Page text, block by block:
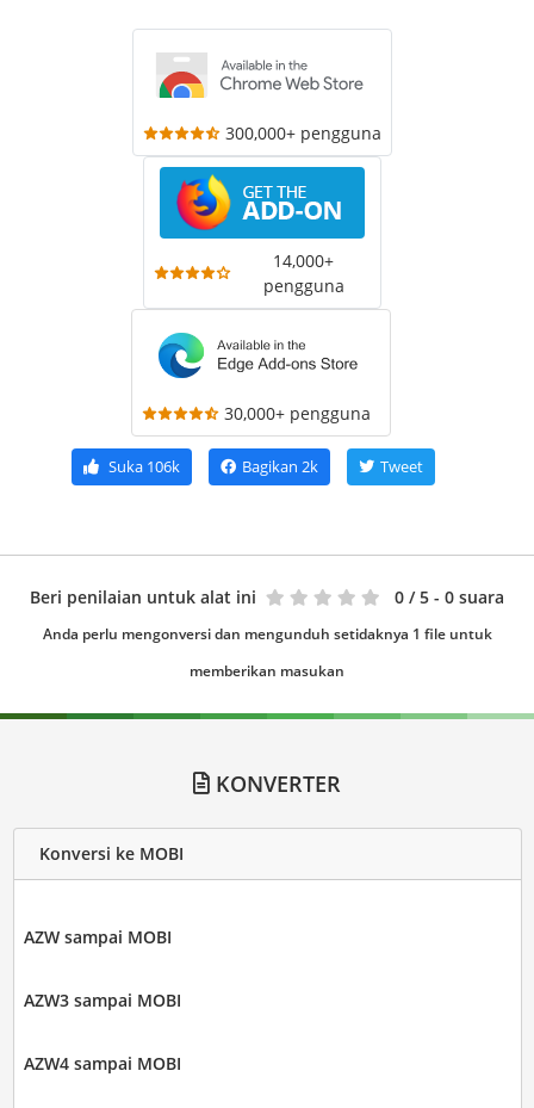
300,000+ pengguna
14,000+
pengguna
30,000+ pengguna
Suka106k Bagikan 2k Tweet
Beri penilaian untuk alat ini 0 / 5 - 0 suara
Anda perlu mengonversi dan mengunduh setidaknya 1 file untuk
memberikan masukan
KONVERTER
Konversi ke MOBI
AZW sampai MOBI
AZW3 sampai MOBI
AZW4 sampai MOBI